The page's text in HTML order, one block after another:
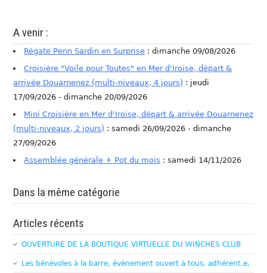
A venir :
Régate Penn Sardin en Surprise : dimanche 09/08/2026
Croisière "Voile pour Toutes" en Mer d'Iroise, départ &
arrivée Douarnenez (multi-niveaux, 4 jours) : jeudi
17/09/2026 - dimanche 20/09/2026
Mini Croisière en Mer d'Iroise, départ & arrivée Douarnenez
(multi-niveaux, 2 jours) : samedi 26/09/2026 - dimanche
27/09/2026
Assemblée générale + Pot du mois : samedi 14/11/2026
Dans la même catégorie
Articles récents
OUVERTURE DE LA BOUTIQUE VIRTUELLE DU WINCHES CLUB
Les bénévoles à la barre, évènement ouvert à tous, adhérent.e,